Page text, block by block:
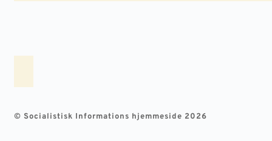
© Socialistisk Informations hjemmeside 2026